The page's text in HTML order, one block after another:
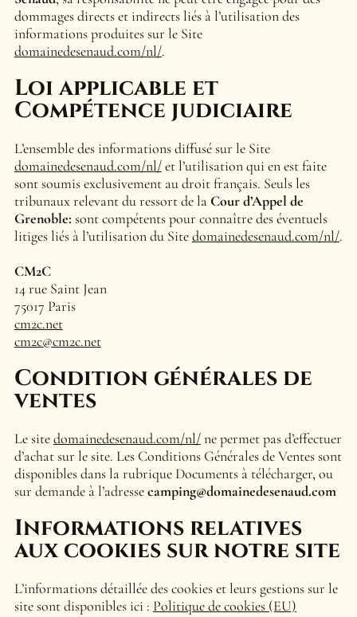
dommages directs et indirects liés à l’utilisation des
informations produites sur le Site
domainedesenaud.com/nl/.
Loi applicable et
Compétence judiciaire
L’ensemble des informations diffusé sur le Site
domainedesenaud.com/nl/et l’utilisation qui en est faite
sont soumis exclusivement au droit français. Seuls les
tribunaux relevant du ressort de laCour d’Appel de
Grenoble: sont compétents pour connaître des éventuels
litiges liés à l’utilisation du Sitedomainedesenaud.com/nl/.
CM2C
14 rue Saint Jean
75017 Paris
cm2c.net
cm2c@cm2c.net
Condition générales de
ventes
Le sitedomainedesenaud.com/nl/ne permet pas d’effectuer
d’achat sur le site. Les Conditions Générales de Ventes sont
disponibles dans la rubrique Documents à télécharger, ou
sur demande à l’adressecamping@domainedesenaud.com
Informations relatives
aux cookies sur notre site
L’informations détaillée des cookies et leurs gestions sur le
site sont disponibles ici : Politique de cookies (EU)